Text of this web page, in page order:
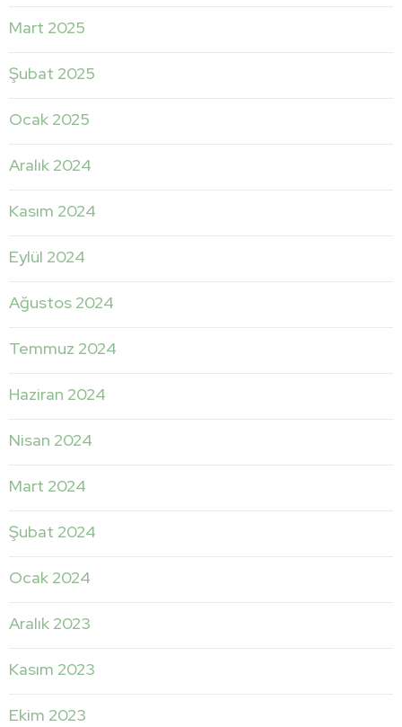
Mart 2025
Şubat 2025
Ocak 2025
Aralık 2024
Kasım 2024
Eylül 2024
Ağustos 2024
Temmuz 2024
Haziran 2024
Nisan 2024
Mart 2024
Şubat 2024
Ocak 2024
Aralık 2023
Kasım 2023
Ekim 2023